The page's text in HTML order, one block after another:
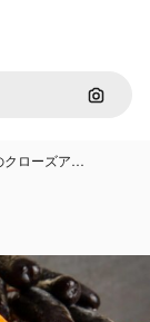
画像で
クローズア…